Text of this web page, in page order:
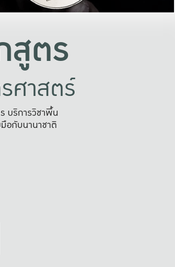
สูตร
ศาสตร์
บริการวิชาพื้น
อกับนานาชาติ